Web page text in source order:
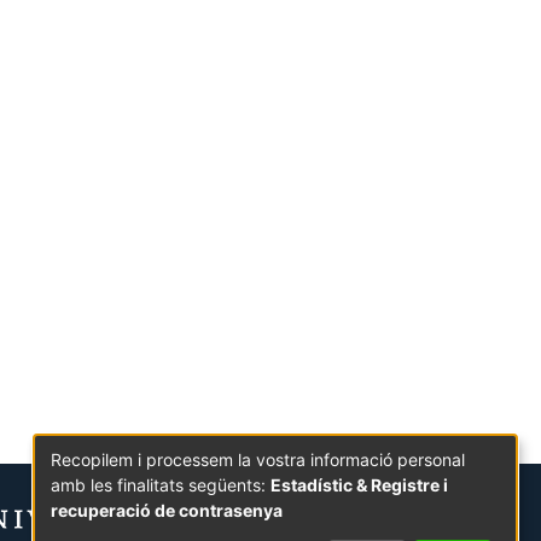
Recopilem i processem la vostra informació personal
amb les finalitats següents: Estadístic & Registre i
recuperació de contrasenya